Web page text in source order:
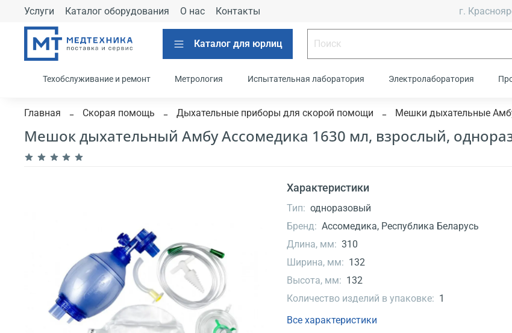
Услуги Каталог оборудования О нас Контакты г.
Каталог для юрлиц
Техобслуживание и ремонт Метрология Испытательная лаборатория Электролаборатория
Главная Скорая помощь Дыхательные приборы для скорой помощи Мешки дыхательные
Мешок дыхательный Амбу Ассомедика 1630 мл, взрослый,
Характеристики
Тип: одноразовый
Бренд: Ассомедика, Республика Беларусь
Длина, мм: 310
Ширина, мм: 132
Высота, мм: 132
Количество изделий в упаковке: 1
Все характеристики